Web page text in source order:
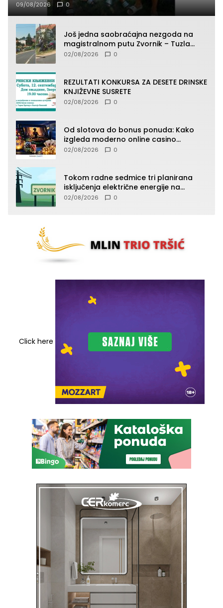
09/08/2026 0
Još jedna saobraćajna nezgoda na
magistralnom putu Zvornik – Tuzla
(FOTO)
02/08/2026 0
REZULTATI KONKURSA ZA DESETE DRINSKE
KNJIŽEVNE SUSRETE
02/08/2026 0
Od slotova do bonus ponuda: Kako
izgleda moderno online casino
iskustvo
02/08/2026 0
Tokom radne sedmice tri planirana
isključenja električne energije na
području TJ Zvornik
02/08/2026 0
Click here